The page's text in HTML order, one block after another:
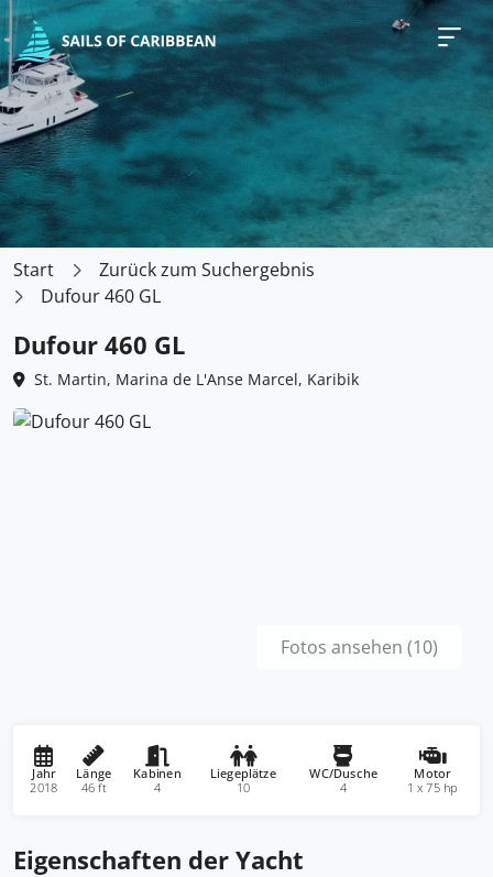
Start
Zurück zum Suchergebnis
Dufour 460 GL
Dufour 460 GL
St. Martin, Marina de L'Anse Marcel, Karibik
Fotos ansehen (10)
Jahr
2018
Länge
46 ft
Kabinen
4
Liegeplätze
10
WC/Dusche
4
Motor
1 x 75 hp
Eigenschaften der Yacht